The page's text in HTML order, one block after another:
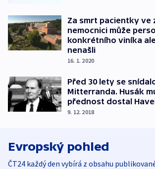
Za smrt pacientky ve
nemocnici může
konkrétního viníka
nenašli
16. 1. 2020
Před 30 lety se
Mitterranda. Husák
přednost dostal
9. 12. 2018
Evropský pohled
ČT24 každý den vybírá z obsahu